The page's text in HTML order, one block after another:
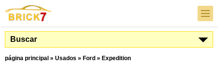
Buscar
página principal » Usados » Ford » Expedition